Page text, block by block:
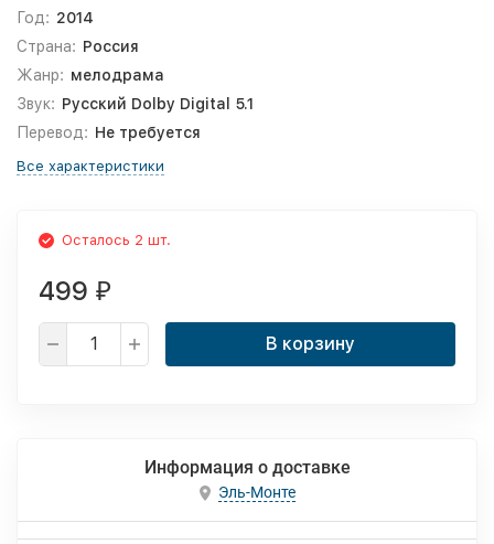
Год: 2014
Страна: Россия
Жанр: мелодрама
Звук: Русский Dolby Digital 5.1
Перевод: Не требуется
Все характеристики
Осталось 2 шт.
499 ₽
В корзину
Информация о доставке
Эль-Монте